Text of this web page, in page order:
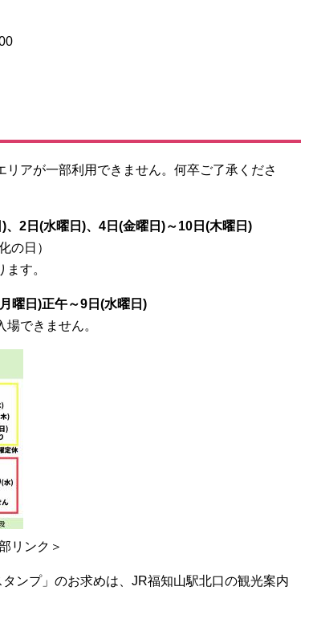
アが一部利用できません。何卒ご了承くださ
2日(水曜日)、4日(金曜日)～10日(木曜日)
の日）
す。
曜日)正午～9日(水曜日)
できません。
リンク＞
ンプ」のお求めは、JR福知山駅北口の観光案内